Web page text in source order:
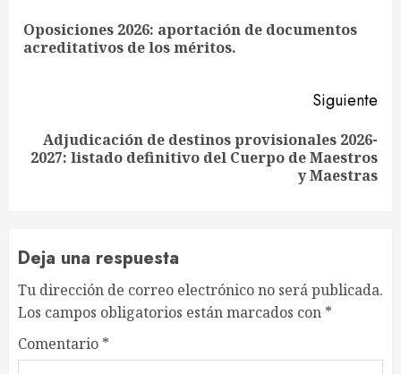
leyendo
Oposiciones 2026: aportación de documentos
acreditativos de los méritos.
Siguiente
Siguiente
Adjudicación de destinos provisionales 2026-
2027: listado definitivo del Cuerpo de Maestros
y Maestras
Deja una respuesta
Tu dirección de correo electrónico no será publicada.
Los campos obligatorios están marcados con *
Comentario *